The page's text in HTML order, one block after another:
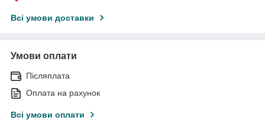
Всі умови доставки
Умови оплати
Післяплата
Оплата на рахунок
Всі умови оплати